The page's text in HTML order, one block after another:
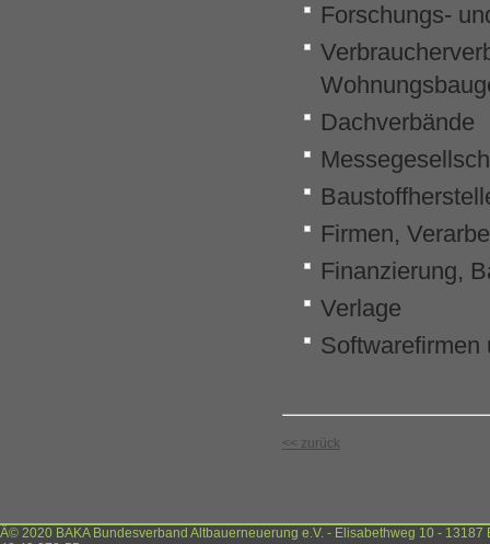
Forschungs-
Dachverbände
Firmen,
Finanzierung,
Verlage
Softwarefirmen
<< zurück
Â© 2020 BAKA Bundesverband Altbauerneuerung e.V. - Elisabethweg 10 - 13187